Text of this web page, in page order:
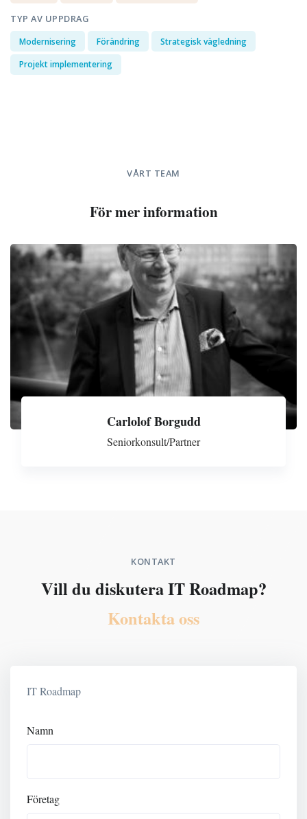
TYP AV UPPDRAG
Modernisering Förändring
Strategisk vägledning
Projekt implementering
VÅRT TEAM
För mer information
Carlolof Borgudd
Seniorkonsult/Partner
KONTAKT
Vill du diskutera IT Roadmap?
Kontakta oss
IT Roadmap
Namn
Företag